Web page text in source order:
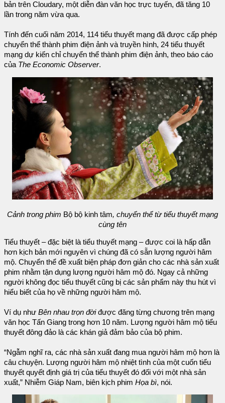
bản trên Cloudary, một diễn đàn văn học trực tuyến, đã tăng 10
lần trong năm vừa qua.
Tính đến cuối năm 2014, 114 tiểu thuyết mạng đã được cấp phép
chuyển thể thành phim điện ảnh và truyền hình, 24 tiểu thuyết
mạng dự kiến chỉ chuyển thể thành phim điện ảnh, theo báo cáo
của The Economic Observer.
Cảnh trong phim Bộ bộ kinh tâm, chuyển thể từ tiểu thuyết mạng
cùng tên
Tiểu thuyết – đặc biệt là tiểu thuyết mạng – được coi là hấp dẫn
hơn kịch bản mới nguyên vì chúng đã có sẵn lượng người hâm
mộ. Chuyển thể đề xuất biện pháp đơn giản cho các nhà sản xuất
phim nhằm tận dụng lượng người hâm mộ đó. Ngay cả những
người không đọc tiểu thuyết cũng bị các sản phẩm này thu hút vì
hiểu biết của họ về những người hâm mộ.
Ví dụ như Bên nhau trọn đờiđược đăng từng chương trên mạng
văn học Tấn Giang trong hơn 10 năm. Lượng người hâm mộ tiểu
thuyết đông đảo là các khán giả đảm bảo của bộ phim.
“Ngẫm nghĩ ra, các nhà sản xuất đang mua người hâm mộ hơn là
câu chuyện. Lượng người hâm mộ nhiệt tình của một cuốn tiểu
thuyết quyết định giá trị của tiểu thuyết đó đối với một nhà sản
xuất,” Nhiễm Giáp Nam, biên kịch phim Họa bì, nói.